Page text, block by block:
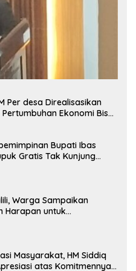
Per desa Direalisasikan
Ekonomi Bisa
Bupati Ibas
Gratis Tak Kunjung
Warga Sampaikan
Harapan untuk
Masyarakat, HM Siddiq
atas Komitmennya